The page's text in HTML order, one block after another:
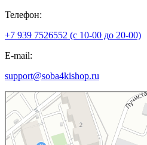
Телефон:
+7 939 7526552 (с 10-00 до 20-00)
E-mail:
support@soba4kishop.ru